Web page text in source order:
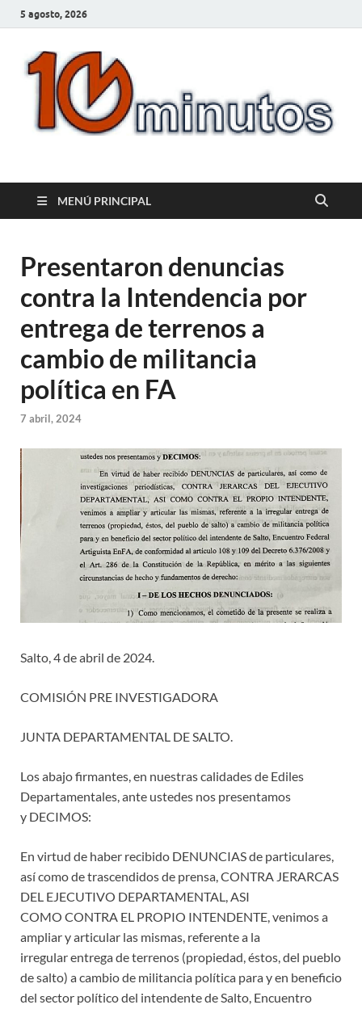
5 agosto, 2026
10minutos.com.uy
MENÚ PRINCIPAL
Presentaron denuncias
contra la Intendencia por
entrega de terrenos a
cambio de militancia
política en FA
7 abril, 2024
Salto, 4 de abril de 2024.
COMISIÓN PRE INVESTIGADORA
JUNTA DEPARTAMENTAL DE SALTO.
Los abajo firmantes, en nuestras calidades de Ediles
Departamentales, ante ustedes nos presentamos
y DECIMOS:
​En virtud de haber recibido DENUNCIAS de particulares,
así como de trascendidos de prensa, CONTRA JERARCAS
DEL EJECUTIVO DEPARTAMENTAL, ASI
COMO CONTRA EL PROPIO INTENDENTE, venimos a
ampliar y articular las mismas, referente a la
irregular entrega de terrenos (propiedad, éstos, del pueblo
de salto) a cambio de militancia política para y en beneficio
del sector político del intendente de Salto, Encuentro